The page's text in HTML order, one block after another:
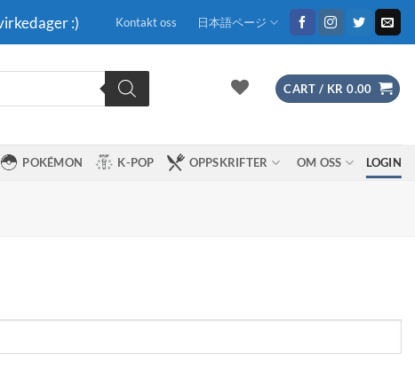
:) Kontakt oss 日本語ページ
CART / KR 0.00
POKÉMON K-POP OPPSKRIFTER OM OSS LOGIN